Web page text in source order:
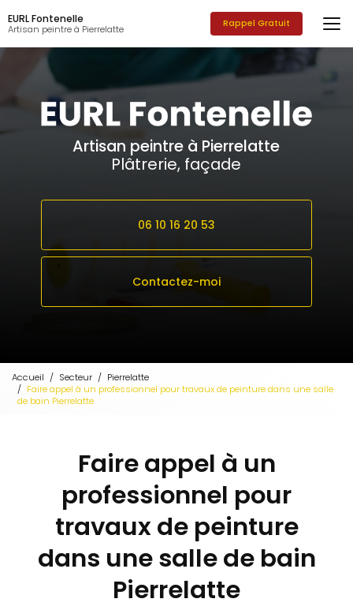
au
contenu
principal
EURL Fontenelle
Artisan peintre à Pierrelatte Rappel Gratuit
Artisan peintre à Pierrelatte
Plâtrerie, façade
06 10 16 20 53
Contactez-moi
Accueil Secteur
Pierrelatte
Faire appel à un professionnel pour travaux de peinture dans une salle
de bain Pierrelatte
Faire appel à un
professionnel pour
travaux de peinture
dans une salle de bain
Pierrelatte